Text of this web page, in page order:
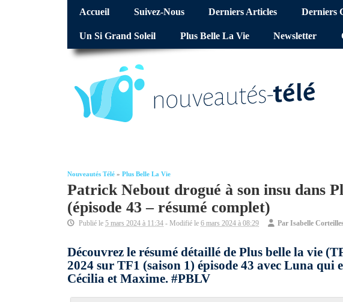
Accueil Suivez-Nous Derniers Articles Derniers
Un Si Grand Soleil Plus Belle La Vie Newsletter
Nouveautés Télé » Plus Belle La Vie
Patrick Nebout drogué à son insu dans
(épisode 43 – résumé complet)
Publié le 5 mars 2024 à 11:34 - Modifié le 6 mars 2024 à 08:29 Par Isabelle
Découvrez le résumé détaillé de Plus belle la vie
2024 sur TF1 (saison 1) épisode 43 avec Luna qui
Cécilia et Maxime. #PBLV